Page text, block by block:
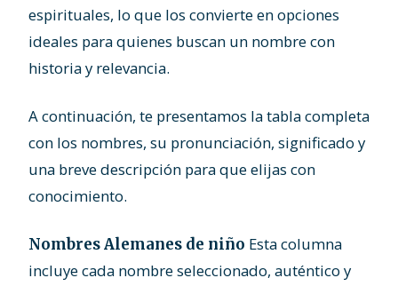
espirituales, lo que los convierte en opciones
ideales para quienes buscan un nombre con
historia y relevancia.
A continuación, te presentamos la tabla completa
con los nombres, su pronunciación, significado y
una breve descripción para que elijas con
conocimiento.
Nombres Alemanes de niño Esta columna
incluye cada nombre seleccionado, auténtico y